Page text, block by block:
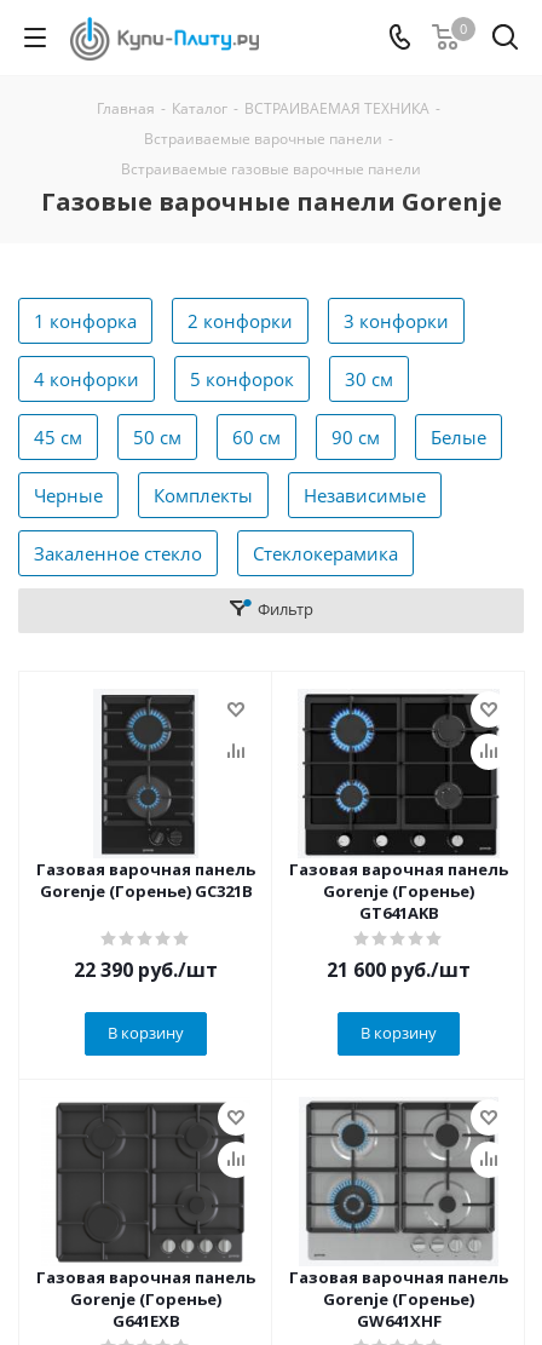
0
Главная - Каталог - ВСТРАИВАЕМАЯ ТЕХНИКА -
Встраиваемые варочные панели -
Встраиваемые газовые варочные панели
Газовые варочные панели Gorenje
1 конфорка 2 конфорки 3 конфорки
4 конфорки 5 конфорок 30 см
45 см 50 см 60 см 90 см Белые
Черные Комплекты Независимые
Закаленное стекло Стеклокерамика
Фильтр
Газовая варочная панель
Gorenje (Горенье) GC321B
22 390 руб./шт
В корзину
Газовая варочная панель
Gorenje (Горенье)
GT641AKB
21 600 руб./шт
В корзину
Газовая варочная панель
Gorenje (Горенье)
G641EXB
Газовая варочная панель
Gorenje (Горенье)
GW641XHF